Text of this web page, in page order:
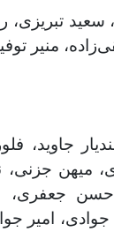
سعید تبریزی،
منیر
جاوید،
میهن جزنی،
جعفری،
امیر